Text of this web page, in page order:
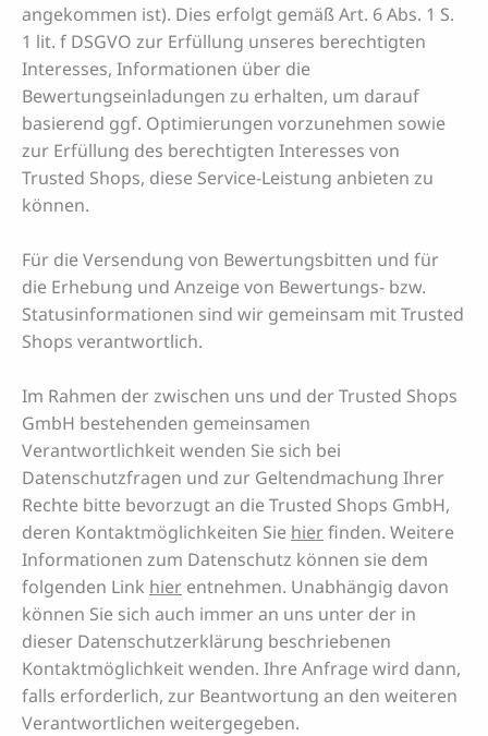
angekommen ist). Dies erfolgt gemäß Art. 6 Abs. 1 S.
1 lit. f DSGVO zur Erfüllung unseres berechtigten
Interesses, Informationen über die
Bewertungseinladungen zu erhalten, um darauf
basierend ggf. Optimierungen vorzunehmen sowie
zur Erfüllung des berechtigten Interesses von
Trusted Shops, diese Service-Leistung anbieten zu
können.
Für die Versendung von Bewertungsbitten und für
die Erhebung und Anzeige von Bewertungs- bzw.
Statusinformationen sind wir gemeinsam mit Trusted
Shops verantwortlich.
Im Rahmen der zwischen uns und der Trusted Shops
GmbH bestehenden gemeinsamen
Verantwortlichkeit wenden Sie sich bei
Datenschutzfragen und zur Geltendmachung Ihrer
Rechte bitte bevorzugt an die Trusted Shops GmbH,
deren Kontaktmöglichkeiten Sie hierfinden. Weitere
Informationen zum Datenschutz können sie dem
folgenden Link hier entnehmen. Unabhängig davon
können Sie sich auch immer an uns unter der in
dieser Datenschutzerklärung beschriebenen
Kontaktmöglichkeit wenden. Ihre Anfrage wird dann,
falls erforderlich, zur Beantwortung an den weiteren
Verantwortlichen weitergegeben.